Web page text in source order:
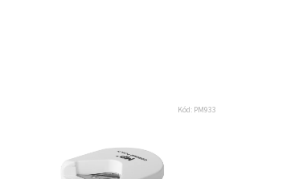
Kód: PM933